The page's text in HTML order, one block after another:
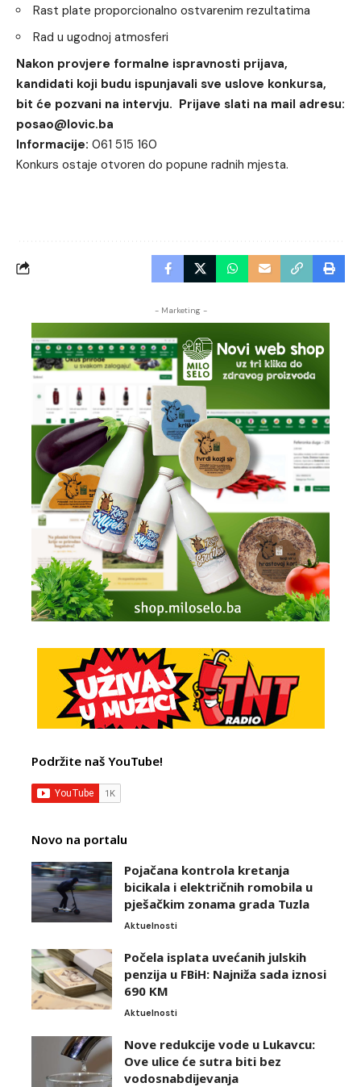
Rast plate proporcionalno ostvarenim rezultatima
Rad u ugodnoj atmosferi
Nakon provjere formalne ispravnosti prijava,
kandidati koji budu ispunjavali sve uslove konkursa,
bit će pozvani na intervju. Prijave slati na mail adresu:
posao@lovic.ba
Informacije: 061 515 160
Konkurs ostaje otvoren do popune radnih mjesta.
- Marketing -
Podržite naš YouTube!
Novo na portalu
Pojačana kontrola kretanja
bicikala i električnih romobila u
pješačkim zonama grada Tuzla
Aktuelnosti
Počela isplata uvećanih julskih
penzija u FBiH: Najniža sada iznosi
690 KM
Aktuelnosti
Nove redukcije vode u Lukavcu:
Ove ulice će sutra biti bez
vodosnabdijevanja